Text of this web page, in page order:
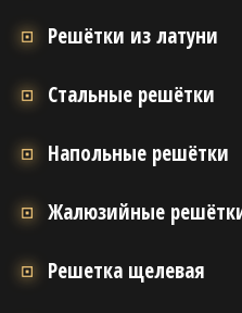
Решётки из латуни
Стальные решётки
Напольные решётки
Жалюзийные
Решетка щелевая